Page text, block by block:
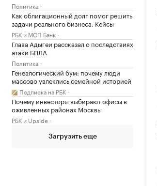
Политика
Как облигационный долг помог решить
задачи реального бизнеса. Кейсы
РБК и МСП Банк
Глава Адыгеи рассказал о последствиях
атаки БПЛА
Политика
Генеалогический бум: почему люди
массово увлеклись семейной историей
Подписка на РБК
Почему инвесторы выбирают офисы в
оживленных районах Москвы
РБК и Upside
Загрузить еще